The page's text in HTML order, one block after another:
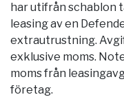
har utifrån schablon
leasing av en
extrautrustning.
exklusive moms.
moms från
företag.